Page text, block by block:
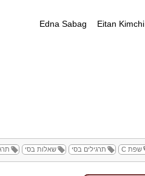
Eitan Kimchi
Edna Sabag
שפת C תרגילים בסי שאלות בסי